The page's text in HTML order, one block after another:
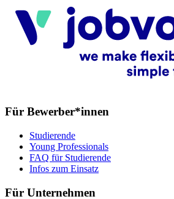
Für Bewerber*innen
Studierende
Young Professionals
FAQ für Studierende
Infos zum Einsatz
Für Unternehmen